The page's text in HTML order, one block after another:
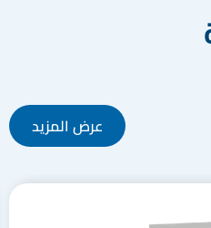
عرض المزيد